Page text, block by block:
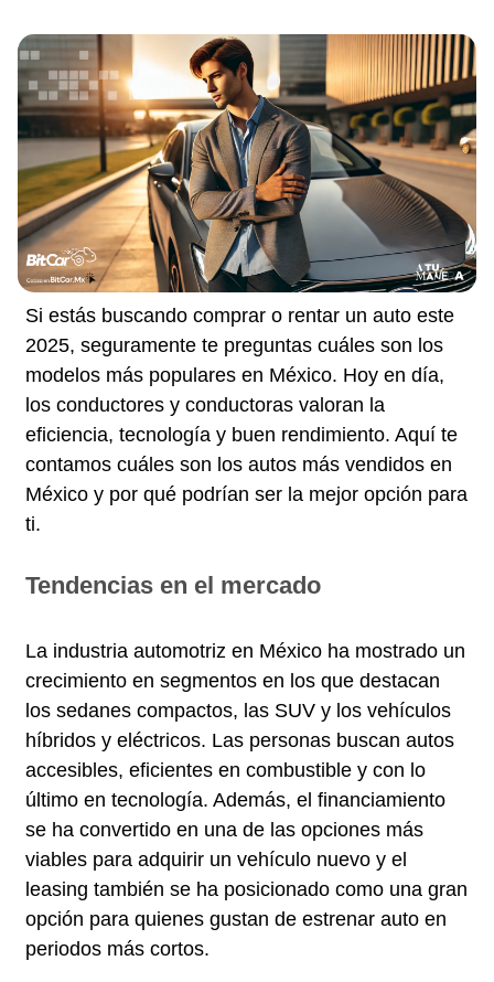
Si estás buscando comprar o rentar un auto este
2025, seguramente te preguntas cuáles son los
modelos más populares en México. Hoy en día,
los conductores y conductoras valoran la
eficiencia, tecnología y buen rendimiento. Aquí te
contamos cuáles son los autos más vendidos en
México y por qué podrían ser la mejor opción para
ti.
Tendencias en el mercado
La industria automotriz en México ha mostrado un
crecimiento en segmentos en los que destacan
los sedanes compactos, las SUV y los vehículos
híbridos y eléctricos. Las personas buscan autos
accesibles, eficientes en combustible y con lo
último en tecnología. Además, el financiamiento
se ha convertido en una de las opciones más
viables para adquirir un vehículo nuevo y el
leasing también se ha posicionado como una gran
opción para quienes gustan de estrenar auto en
periodos más cortos.